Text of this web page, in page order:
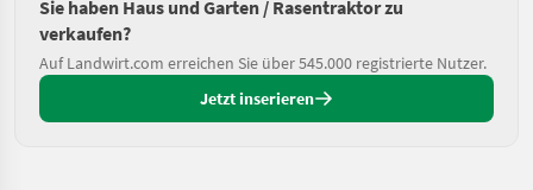
Sie haben Haus und Garten / Rasentraktor zu
verkaufen?
Auf Landwirt.com erreichen Sie über 545.000 registrierte Nutzer.
Jetzt inserieren